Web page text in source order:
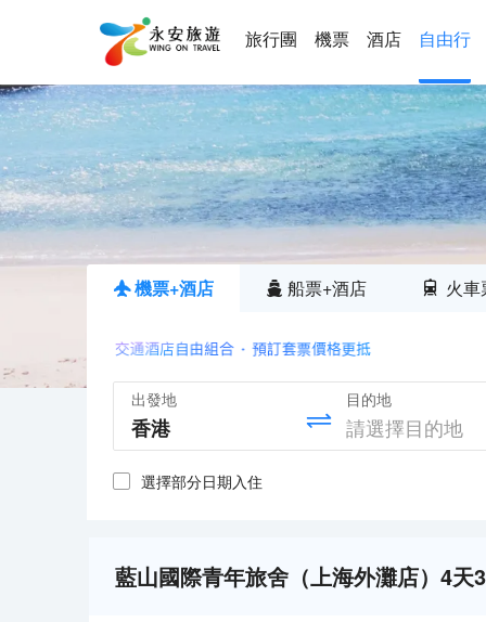
旅行團 機票 酒店 自由行
機票+酒店 船票+酒店 火車
出發地 目的地
選擇部分日期入住
藍山國際青年旅舍（上海外灘店）4天